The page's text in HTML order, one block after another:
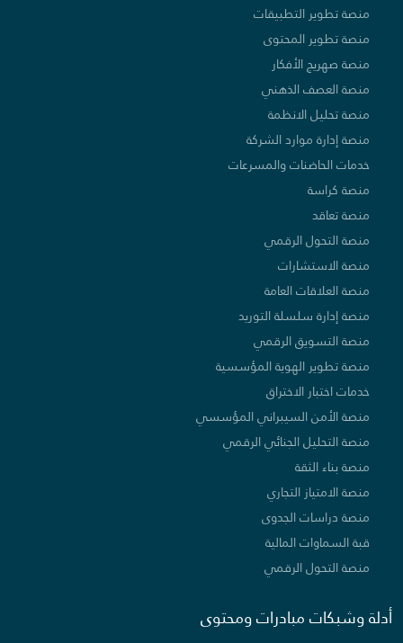
منصة تطوير التطبيقات
منصة تطوير المحتوى
منصة صهريج الأفكار
منصة العصف الذهني
منصة تحليل الانظمة
منصة إدارة موارد الشركة
خدمات الحاضنات والمسرعات
منصة كراسة
منصة تعاقد
منصة التحول الرقمي
منصة الاستشارات
منصة العلاقات العامة
منصة إدارة سلسلة التوريد
منصة التسويق الرقمي
منصة تطوير الهوية المؤسسية
خدمات اختبار الاختراق
منصة الأمن السيبراني المؤسسي
منصة التحليل الجنائي الرقمي
منصة بناء الثقة
منصة الامتياز التجاري
منصة دراسات الجدوى
قبة السماوات المالية
منصة التحول الرقمي
أدلة وشبكات مبادرات ومحتوى